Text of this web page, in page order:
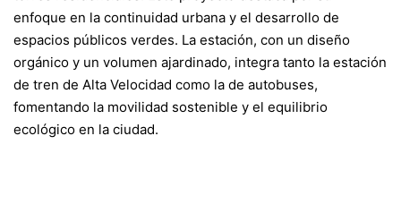
enfoque en la continuidad urbana y el desarrollo de
espacios públicos verdes. La estación, con un diseño
orgánico y un volumen ajardinado, integra tanto la estación
de tren de Alta Velocidad como la de autobuses,
fomentando la movilidad sostenible y el equilibrio
ecológico en la ciudad.